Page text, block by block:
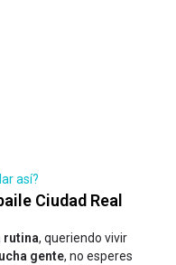
así?
Ciudad Real
rutina, queriendo vivir
gente, no esperes